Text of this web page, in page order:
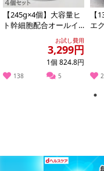
【245g×4個】大容量ヒ
ト幹細胞配合オールイ
お試し費用
3,299円
1個 824.8円
138 5
【
エ
オ
1